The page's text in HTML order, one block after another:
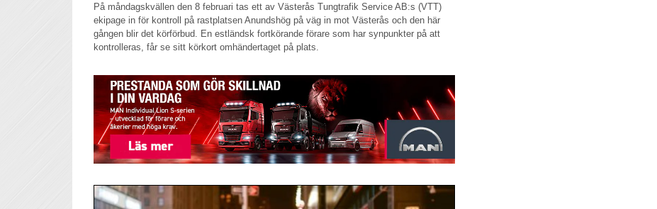
På måndagskvällen den 8 februari tas ett av Västerås Tungtrafik Service AB:s (VTT)
ekipage in för kontroll på rastplatsen Anundshög på väg in mot Västerås och den här
gången blir det körförbud. En estländsk fortkörande förare som har synpunkter på att
kontrolleras, får se sitt körkort omhändertaget på plats.